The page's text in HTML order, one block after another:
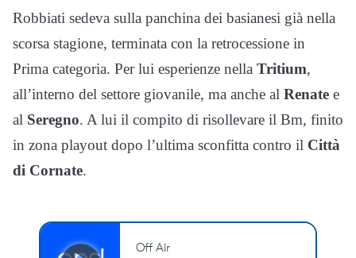
Robbiati sedeva sulla panchina dei basianesi già nella
scorsa stagione, terminata con la retrocessione in
Prima categoria. Per lui esperienze nella Tritium,
all’interno del settore giovanile, ma anche al Renate e
al Seregno. A lui il compito di risollevare il Bm, finito
in zona playout dopo l’ultima sconfitta contro il Città
di Cornate.